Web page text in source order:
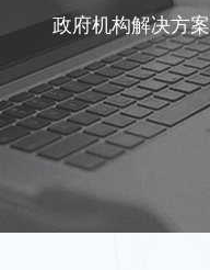
政府机构解决方案